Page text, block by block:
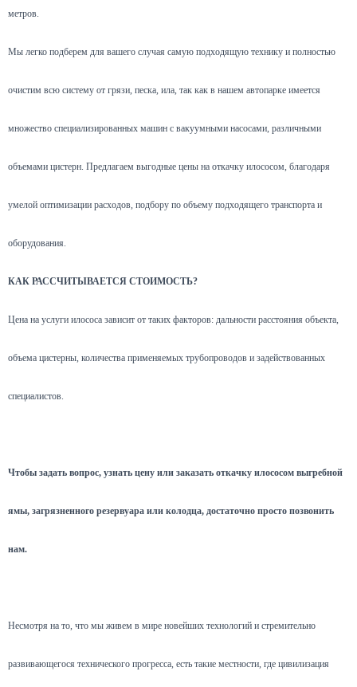
метров.
Мы легко подберем для вашего случая самую подходящую технику и полностью
очистим всю систему от грязи, песка, ила, так как в нашем автопарке имеется
множество специализированных машин с вакуумными насосами, различными
объемами цистерн. Предлагаем выгодные цены на откачку илососом, благодаря
умелой оптимизации расходов, подбору по объему подходящего транспорта и
оборудования.
КАК РАССЧИТЫВАЕТСЯ СТОИМОСТЬ?
Цена на услуги илососа зависит от таких факторов: дальности расстояния объекта,
объема цистерны, количества применяемых трубопроводов и задействованных
специалистов.
Чтобы задать вопрос, узнать цену или заказать откачку илососом выгребной
ямы, загрязненного резервуара или колодца, достаточно просто позвонить
нам.
Несмотря на то, что мы живем в мире новейших технологий и стремительно
развивающегося технического прогресса, есть такие местности, где цивилизация